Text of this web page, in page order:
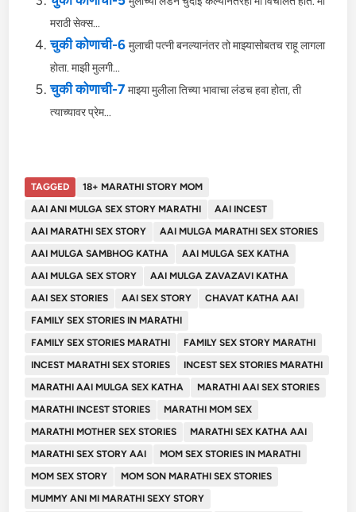
मराठी सेक्स...
चुकी कोणाची-6 मुलाची पत्नी बनल्यानंतर तो माझ्यासोबतच राहू लागला
होता. माझी मुलगी...
चुकी कोणाची-7 माझ्या मुलीला तिच्या भावाचा लंडच हवा होता, ती
त्याच्यावर प्रेम...
TAGGED
18+ MARATHI STORY MOM
AAI ANI MULGA SEX STORY MARATHI
AAI INCEST
AAI MARATHI SEX STORY
AAI MULGA MARATHI SEX STORIES
AAI MULGA SAMBHOG KATHA
AAI MULGA SEX KATHA
AAI MULGA SEX STORY
AAI MULGA ZAVAZAVI KATHA
AAI SEX STORIES
AAI SEX STORY
CHAVAT KATHA AAI
FAMILY SEX STORIES IN MARATHI
FAMILY SEX STORIES MARATHI
FAMILY SEX STORY MARATHI
INCEST MARATHI SEX STORIES
INCEST SEX STORIES MARATHI
MARATHI AAI MULGA SEX KATHA
MARATHI AAI SEX STORIES
MARATHI INCEST STORIES
MARATHI MOM SEX
MARATHI MOTHER SEX STORIES
MARATHI SEX KATHA AAI
MARATHI SEX STORY AAI
MOM SEX STORIES IN MARATHI
MOM SEX STORY
MOM SON MARATHI SEX STORIES
MUMMY ANI MI MARATHI SEXY STORY